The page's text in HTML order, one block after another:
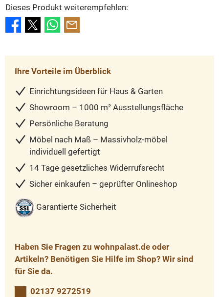
Dieses Produkt weiterempfehlen:
Ihre Vorteile im Überblick
Einrichtungsideen für Haus & Garten
Showroom – 1000 m² Ausstellungsfläche
Persönliche Beratung
Möbel nach Maß – Massivholz-möbel
individuell gefertigt
14 Tage gesetzliches Widerrufsrecht
Sicher einkaufen – geprüfter Onlineshop
Garantierte Sicherheit
Haben Sie Fragen zu wohnpalast.de oder
Artikeln? Benötigen Sie Hilfe im Shop? Wir sind
für Sie da.
02137 9272519